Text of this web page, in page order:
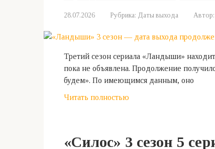
28.07.2026 Рубрика: Даты выхода Автор:
Третий сезон сериала «Ландыши»
пока не объявлена. Продолжение
будем». По имеющимся данным, оно
Читать полностью
«Силос» 3 сезон 5